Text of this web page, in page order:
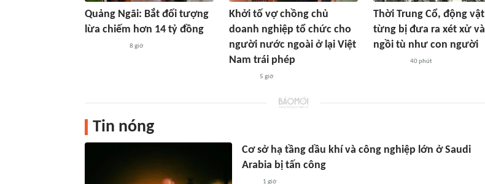
Quảng Ngãi: Bắt đối tượng
lừa chiếm hơn 14 tỷ đồng
8 giờ
Khởi tố vợ chồng chủ
doanh nghiệp tổ chức cho
người nước ngoài ở lại Việt
Nam trái phép
5 giờ
Thời Trung Cổ, động vật
từng bị đưa ra xét xử và
ngồi tù như con người
40 phút
Tin nóng
Cơ sở hạ tầng dầu khí và công nghiệp lớn ở Saudi
Arabia bị tấn công
1 giờ